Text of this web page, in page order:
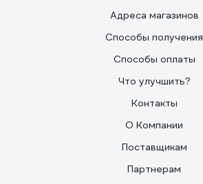
Адреса магазинов
Способы получения
Способы оплаты
Что улучшить?
Контакты
О Компании
Поставщикам
Партнерам